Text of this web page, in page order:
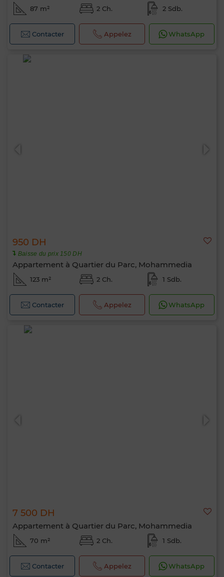
87 m² 2 Ch. 2 Sdb.
Contacter Appelez WhatsApp
950 DH
Baisse du prix 150 DH
Appartement à Quartier du Parc, Mohammedia
123 m² 2 Ch. 1 Sdb.
Contacter Appelez WhatsApp
7 500 DH
Appartement à Quartier du Parc, Mohammedia
70 m² 2 Ch. 1 Sdb.
Contacter Appelez WhatsApp